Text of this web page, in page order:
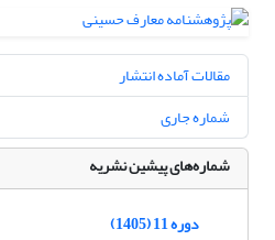
مقالات آماده انتشار
شماره جاری
شماره‌های پیشین نشریه
دوره 11 (1405)